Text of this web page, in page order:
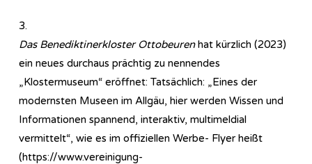
3.
Das Benediktinerkloster Ottobeurenhat kürzlich (2023)
ein neues durchaus prächtig zu nennendes
„Klostermuseum“ eröffnet: Tatsächlich: „Eines der
modernsten Museen im Allgäu, hier werden Wissen und
Informationen spannend, interaktiv, multimeldial
vermittelt“, wie es im offiziellen Werbe- Flyer heißt
(https://www.vereinigung-